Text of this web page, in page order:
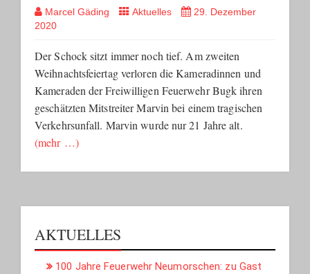
Marcel Gäding Aktuelles
29. Dezember
2020
Der Schock sitzt immer noch tief. Am zweiten
Weihnachtsfeiertag verloren die Kameradinnen und
Kameraden der Freiwilligen Feuerwehr Bugk ihren
geschätzten Mitstreiter Marvin bei einem tragischen
Verkehrsunfall. Marvin wurde nur 21 Jahre alt.
(mehr …)
AKTUELLES
100 Jahre Feuerwehr Neumorschen: zu Gast